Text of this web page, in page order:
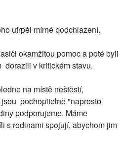
utrpěl mírné podchlazení.
okamžitou pomoc a poté byli
dorazili v kritickém stavu.
na místě neštěstí,
pochopitelně "naprosto
podporujeme. Máme
s rodinami spojují, abychom jim